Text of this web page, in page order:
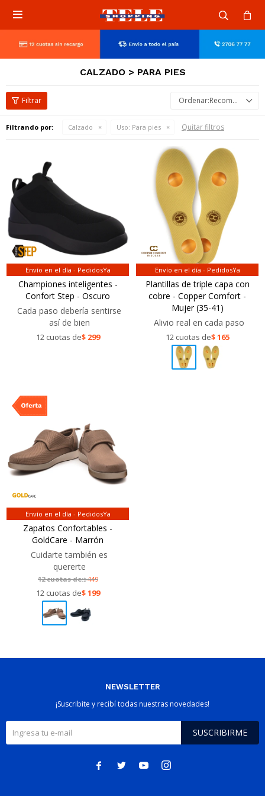

CALZADO > PARA PIES
Recomendados
Filtrando por: Calzado Uso: Para pies Quitar filtros
Envío en el día - PedidosYa
Championes inteligentes -
Confort Step - Oscuro
Cada paso debería sentirse
así de bien
12 cuotas de$ 299
Envío en el día - PedidosYa
Plantillas de triple capa con
cobre - Copper Comfort -
Mujer (35-41)
Alivio real en cada paso
12 cuotas de$165
Envío en el día - PedidosYa
Zapatos Confortables -
GoldCare - Marrón
Cuidarte también es
quererte
12 cuotas de:$449
12 cuotas de$199
NEWSLETTER
¡Suscribite y recibí todas nuestras novedades!
SUSCRIBIRME
   